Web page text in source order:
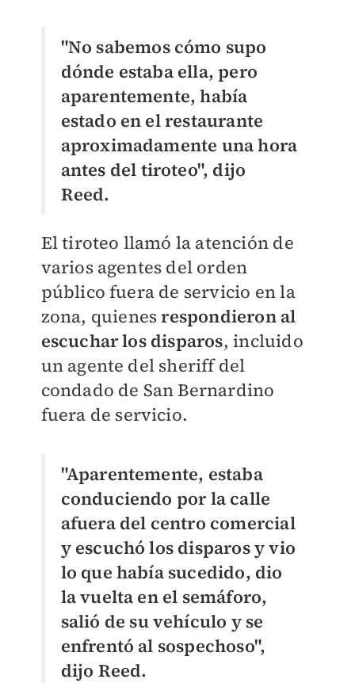
"No sabemos cómo supo
dónde estaba ella, pero
aparentemente, había
estado en el restaurante
aproximadamente una hora
antes del tiroteo", dijo
Reed.
El tiroteo llamó la atención de
varios agentes del orden
público fuera de servicio en la
zona, quienesrespondieron al
escuchar los disparos, incluido
un agente del sheriff del
condado de San Bernardino
fuera de servicio.
"Aparentemente, estaba
conduciendo por la calle
afuera del centro comercial
y escuchó los disparos y vio
lo que había sucedido, dio
la vuelta en el semáforo,
salió de su vehículo y se
enfrentó al sospechoso",
dijo Reed.